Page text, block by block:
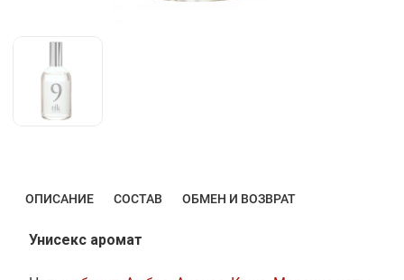
ОПИСАНИЕ СОСТАВ ОБМЕН И ВОЗВРАТ
Унисекс аромат